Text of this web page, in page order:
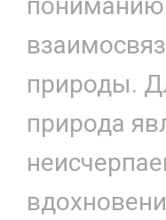
пониманию
природы.
природа